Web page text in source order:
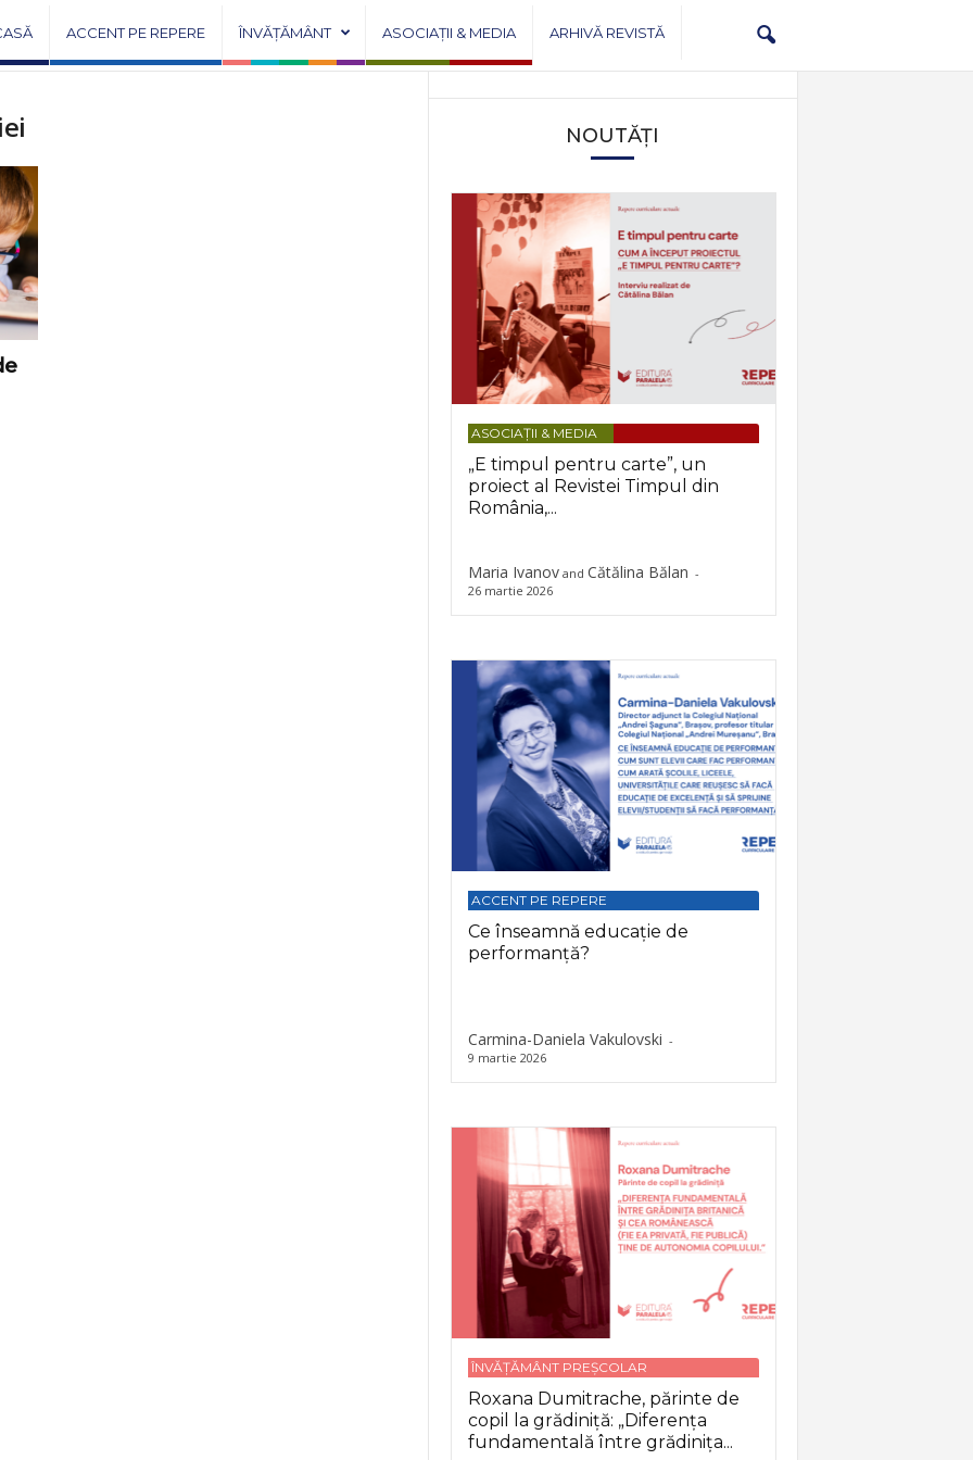
ACCENT PE REPERE ÎNVĂȚĂMÂNT ASOCIAȚII & MEDIA ARHIVĂ REVISTĂ
NOUTĂȚI
ASOCIAȚII & MEDIA
„E timpul pentru carte”, un
proiect al Revistei Timpul din
România,...
Maria Ivanovand Cătălina Bălan -
26 martie 2026
ACCENT PE REPERE
Ce înseamnă educație de
performanță?
Carmina-Daniela Vakulovski -
9 martie 2026
ÎNVĂȚĂMÂNT PREȘCOLAR
Roxana Dumitrache, părinte de
copil la grădiniță: „Diferența
fundamentală între grădinița...